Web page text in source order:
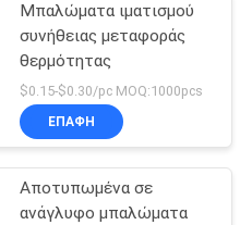
Μπαλώματα ιματισμού
συνήθειας μεταφοράς
θερμότητας
$0.15-$0.30/pc MOQ:1000pcs
ΕΠΑΦΉ
Αποτυπωμένα σε
ανάγλυφο μπαλώματα